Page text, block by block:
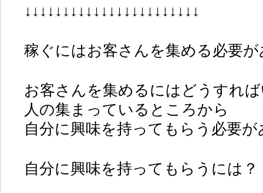
↓↓↓↓↓↓↓↓↓↓↓↓↓↓↓↓↓↓↓↓↓↓↓
稼ぐにはお客さんを集める必要が
お客さんを集めるにはどうすれ
人の集まっているところから
自分に興味を持ってもらう必要が
自分に興味を持ってもらうには？